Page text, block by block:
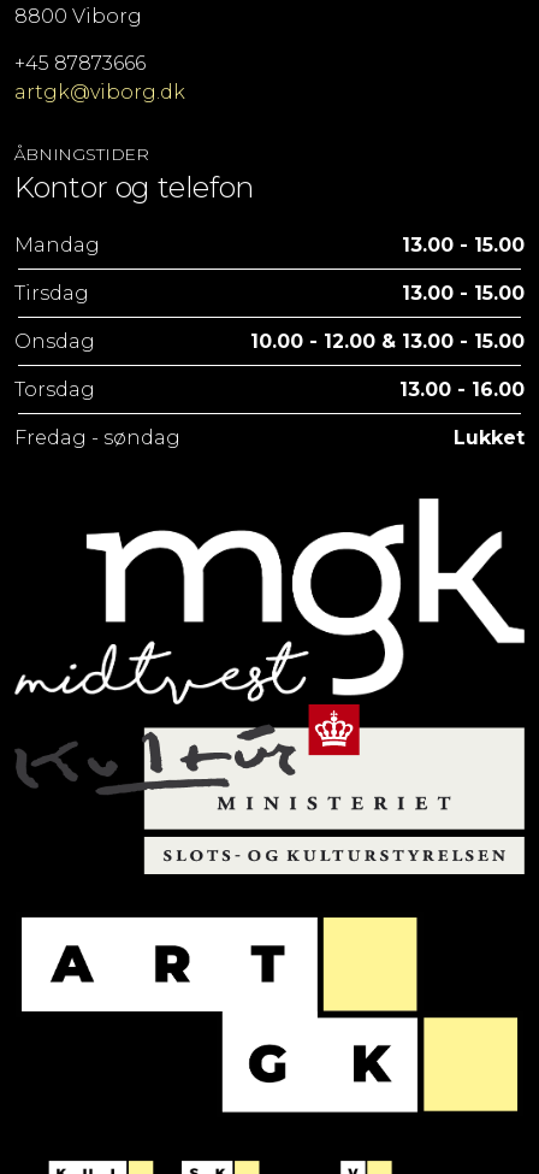
8800 Viborg
+45 87873666
artgk@viborg.dk
ÅBNINGSTIDER
Kontor og telefon
Mandag 13.00 - 15.00
Tirsdag 13.00 - 15.00
Onsdag 10.00 - 12.00 & 13.00 - 15.00
Torsdag 13.00 - 16.00
Fredag - søndag Lukket